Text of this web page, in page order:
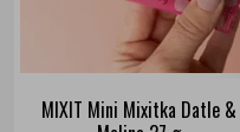
MIXIT Mini Mixitka Datle &